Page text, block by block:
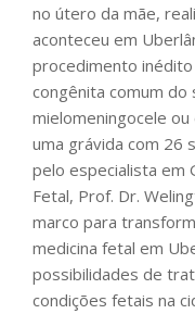
no útero da mãe,
aconteceu em
procedimento inédito
congênita comum do
mielomeningocele
uma grávida com 26
pelo especialista em
Fetal, Prof. Dr.
marco para
medicina fetal em
possibilidades de
condições fetais na